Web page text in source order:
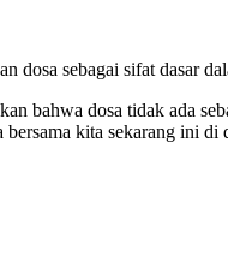
dosa sebagai sifat dasar
bahwa dosa tidak ada
kita sekarang ini